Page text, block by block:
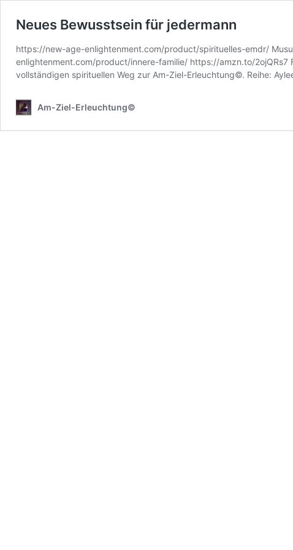
Neues Bewusstsein für jedermann
https://new-age-enlightenment.com/product/spirituelles-emdr/
enlightenment.com/product/innere-familie/ https://amzn.to/2ojQRs7
vollständigen spirituellen Weg zur Am-Ziel-Erleuchtung©. Reihe:
Am-Ziel-Erleuchtung©